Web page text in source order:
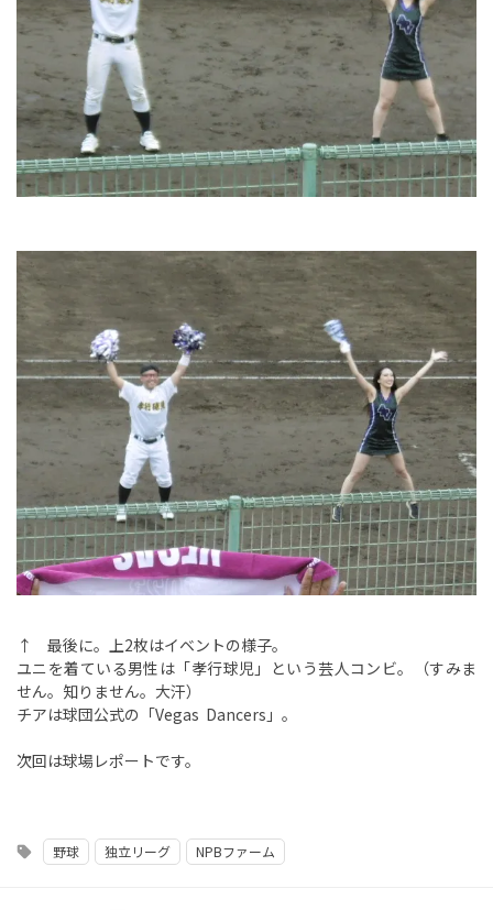
↑ 最後に。上2枚はイベントの様子。
ユニを着ている男性は「孝行球児」という芸人コンビ。（すみま
せん。知りません。大汗）
チアは球団公式の「Vegas Dancers」。
次回は球場レポートです。
sell 野球 独立リーグ NPBファーム